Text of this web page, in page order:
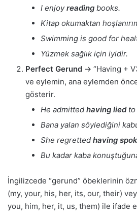
I enjoyreading books.
Kitap okumaktan
Swimming is good for
Yüzmek sağlık için iyidir.
Perfect Gerund → “Having +
ve eylemin, ana eylemden
gösterir.
He admitted having liedto
Bana yalan söylediğini
She regretted having
Bu kadar kaba
İngilizcede “gerund” öbeklerinin
(my, your, his, her, its, our, their)
you, him, her, it, us, them) ile ifade